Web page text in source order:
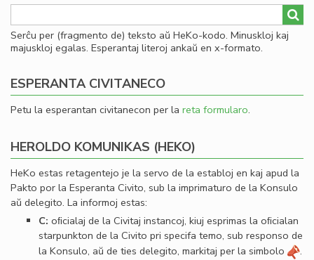
Serĉu per (fragmento de) teksto aŭ HeKo-kodo. Minuskloj kaj
majuskloj egalas. Esperantaj literoj ankaŭ en x-formato.
ESPERANTA CIVITANECO
Petu la esperantan civitanecon per la reta formularo.
HEROLDO KOMUNIKAS (HEKO)
HeKo estas retagentejo je la servo de la establoj en kaj apud la
Pakto por la Esperanta Civito, sub la imprimaturo de la Konsulo
aŭ delegito. La informoj estas:
C: oﬁcialaj de la Civitaj instancoj, kiuj esprimas la oﬁcialan
starpunkton de la Civito pri specifa temo, sub responso de
la Konsulo, aŭ de ties delegito, markitaj per la simbolo
.